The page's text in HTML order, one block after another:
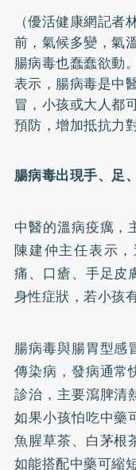
（優活健康網記
前，氣候多變，氣
腸病毒也蠢蠢欲動
表示，腸病毒是中
冒，小孩或大人都
預防，增加抵抗力
腸病毒出現手、足
中醫的溫病疫癘，
陳建仲主任表示
痛、口瘡、手足皮
身性症狀，若小孩
腸病毒與腸胃型感
傳染病，發病通常
診治，主要瀉脾清
如果小孩怕吃中藥
魚腥草茶、白茅根
如能搭配中藥可縮